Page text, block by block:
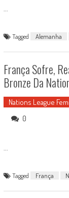
...
Tagged Alemanha
França Sofre,
Bronze Da
Nations League
0
...
Tagged França